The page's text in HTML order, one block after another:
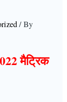
/ By
मैट्रिक